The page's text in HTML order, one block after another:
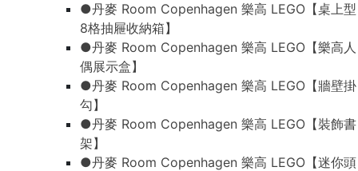
●丹麥 Room Copenhagen 樂高 LEGO【桌上型
8格抽屜收納箱】
●丹麥 Room Copenhagen 樂高 LEGO【樂高人
偶展示盒】
●丹麥 Room Copenhagen 樂高 LEGO【牆壁掛
勾】
●丹麥 Room Copenhagen 樂高 LEGO【裝飾書
架】
●丹麥 Room Copenhagen 樂高 LEGO【迷你頭